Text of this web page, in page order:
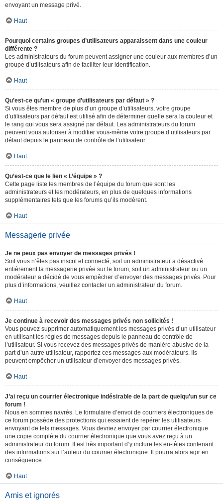
envoyant un message privé.
Haut
Pourquoi certains groupes d’utilisateurs apparaissent dans une couleur
différente ?
Les administrateurs du forum peuvent assigner une couleur aux membres d’un
groupe d’utilisateurs afin de faciliter leur identification.
Haut
Qu’est-ce qu’un « groupe d’utilisateurs par défaut » ?
Si vous êtes membre de plus d’un groupe d’utilisateurs, votre groupe
d’utilisateurs par défaut est utilisé afin de déterminer quelle sera la couleur et
le rang qui vous sera assigné par défaut. Les administrateurs du forum
peuvent vous autoriser à modifier vous-même votre groupe d’utilisateurs par
défaut depuis le panneau de contrôle de l’utilisateur.
Haut
Qu’est-ce que le lien « L’équipe » ?
Cette page liste les membres de l’équipe du forum que sont les
administrateurs et les modérateurs, en plus de quelques informations
supplémentaires tels que les forums qu’ils modèrent.
Haut
Messagerie privée
Je ne peux pas envoyer de messages privés !
Soit vous n’êtes pas inscrit et connecté, soit un administrateur a désactivé
entièrement la messagerie privée sur le forum, soit un administrateur ou un
modérateur a décidé de vous empêcher d’envoyer des messages privés. Pour
plus d’informations, veuillez contacter un administrateur du forum.
Haut
Je continue à recevoir des messages privés non sollicités !
Vous pouvez supprimer automatiquement les messages privés d’un utilisateur
en utilisant les règles de messages depuis le panneau de contrôle de
l’utilisateur. Si vous recevez des messages privés de manière abusive de la
part d’un autre utilisateur, rapportez ces messages aux modérateurs. Ils
peuvent empêcher un utilisateur d’envoyer des messages privés.
Haut
J’ai reçu un courrier électronique indésirable de la part de quelqu’un sur ce
forum !
Nous en sommes navrés. Le formulaire d’envoi de courriers électroniques de
ce forum possède des protections qui essaient de repérer les utilisateurs
envoyant de tels messages. Vous devriez envoyer par courrier électronique
une copie complète du courrier électronique que vous avez reçu à un
administrateur du forum. Il est très important d’y inclure les en-têtes contenant
des informations sur l’auteur du courrier électronique. Il pourra alors agir en
conséquence.
Haut
Amis et ignorés